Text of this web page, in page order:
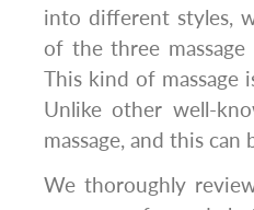
into different styles,
of the three
This kind of massage
Unlike other well-
massage, and this
We thoroughly